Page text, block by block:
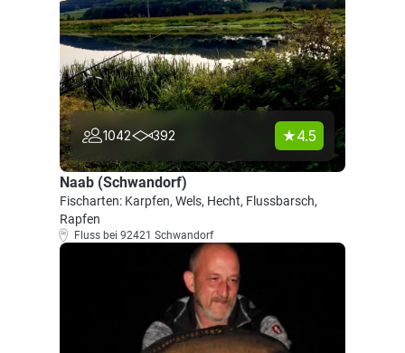
1042 392 4.5
Naab (Schwandorf)
Fischarten: Karpfen, Wels, Hecht, Flussbarsch,
Rapfen
Fluss bei 92421 Schwandorf